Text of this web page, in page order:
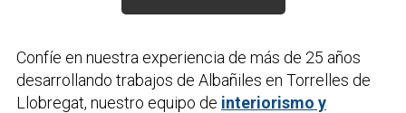
Confíe en nuestra experiencia de más de 25 años
desarrollando trabajos de Albañiles en Torrelles de
Llobregat, nuestro equipo de interiorismo y